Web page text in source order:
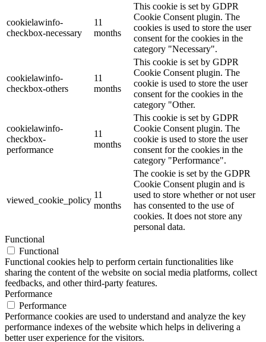
cookielawinfo-
checkbox-necessary
11
months
This cookie is set by GDPR
Cookie Consent plugin. The
cookies is used to store the user
consent for the cookies in the
category "Necessary".
cookielawinfo-
checkbox-others
11
months
This cookie is set by GDPR
Cookie Consent plugin. The
cookie is used to store the user
consent for the cookies in the
category "Other.
cookielawinfo-
checkbox-
performance
11
months
This cookie is set by GDPR
Cookie Consent plugin. The
cookie is used to store the user
consent for the cookies in the
category "Performance".
viewed_cookie_policy
11
months
The cookie is set by the GDPR
Cookie Consent plugin and is
used to store whether or not user
has consented to the use of
cookies. It does not store any
personal data.
Functional
Functional
Functional cookies help to perform certain functionalities like
sharing the content of the website on social media platforms, collect
feedbacks, and other third-party features.
Performance
Performance
Performance cookies are used to understand and analyze the key
performance indexes of the website which helps in delivering a
better user experience for the visitors.